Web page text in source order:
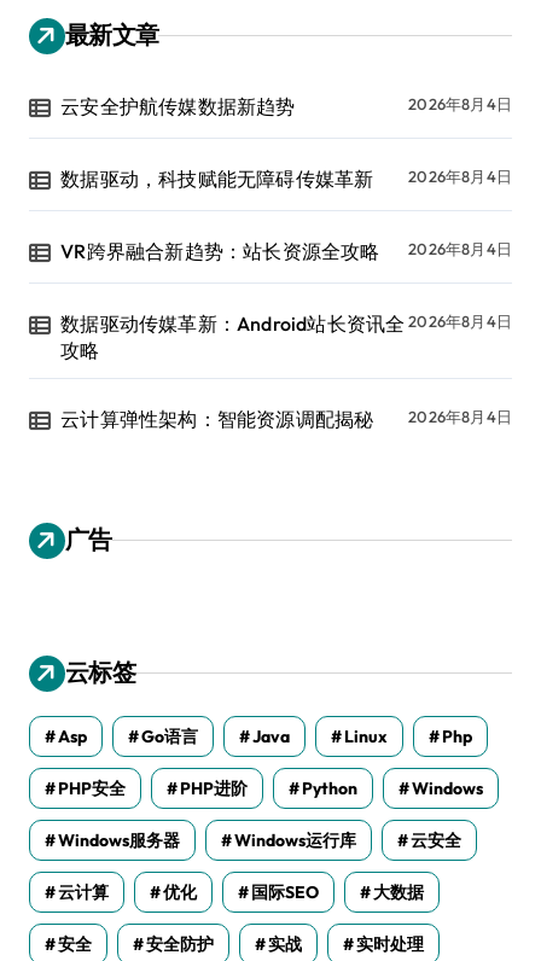
最新文章
云安全护航传媒数据新趋势 2026年8月4日
数据驱动，科技赋能无障碍传媒革新 2026年8月4日
VR跨界融合新趋势：站长资源全攻略 2026年8月4日
数据驱动传媒革新：Android站长资讯全
攻略
2026年8月4日
云计算弹性架构：智能资源调配揭秘 2026年8月4日
广告
云标签
Asp Go语言 Java Linux Php
PHP安全 PHP进阶 Python Windows
Windows服务器 Windows运行库 云安全
云计算 优化 国际SEO 大数据
安全 安全防护 实战 实时处理